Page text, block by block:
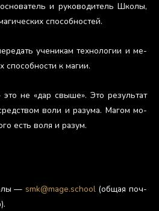
и ру­ково­дитель Шко­лы,
спо­соб­ностей.
уче­никам тех­но­логии и ме­
к ма­гии.
не «дар свы­ше». Это ре­зуль­тат
во­ли и ра­зума. Ма­гом мо­
есть во­ля и ра­зум.
— smk@mage.school(об­щая поч­